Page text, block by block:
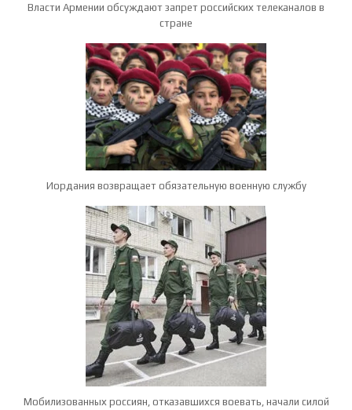
Власти Армении обсуждают запрет российских телеканалов в
стране
Иордания возвращает обязательную военную службу
Мобилизованных россиян, отказавшихся воевать, начали силой